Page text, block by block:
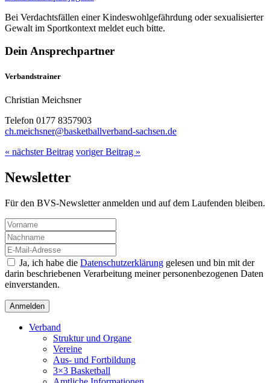
Bei Verdachtsfällen einer Kindeswohlgefährdung oder sexualisierter
Gewalt im Sportkontext meldet euch bitte.
Dein Ansprechpartner
Verbandstrainer
Christian Meichsner
Telefon 0177 8357903
ch.meichsner@basketballverband-sachsen.de
« nächster Beitrag voriger Beitrag »
Newsletter
Für den BVS-Newsletter anmelden und auf dem Laufenden bleiben.
Ja, ich habe die Datenschutzerklärung gelesen und bin mit der
darin beschriebenen Verarbeitung meiner personenbezogenen Daten
einverstanden.
Verband
Struktur und Organe
Vereine
Aus- und Fortbildung
3×3 Basketball